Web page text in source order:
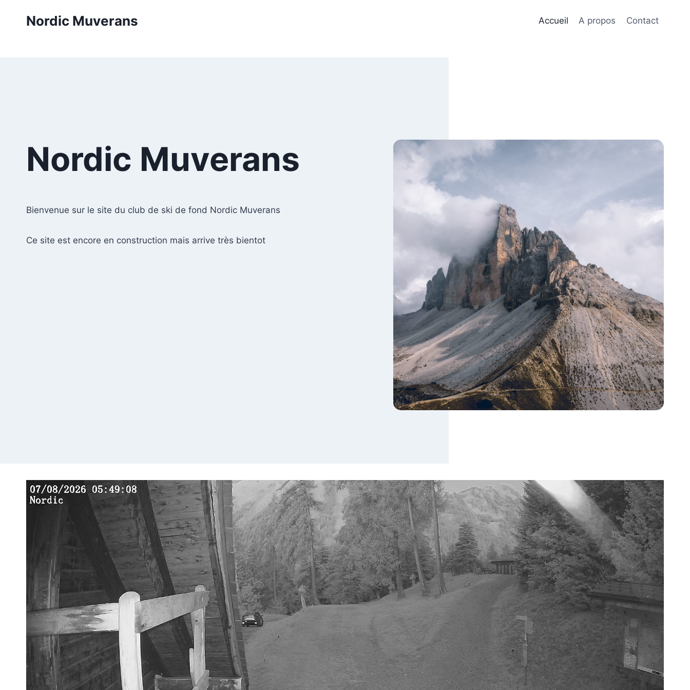
Nordic Muverans Accueil A propos Contact
Nordic Muverans
Bienvenue sur le site du club de ski de fond Nordic Muverans
Ce site est encore en construction mais arrive très bientot